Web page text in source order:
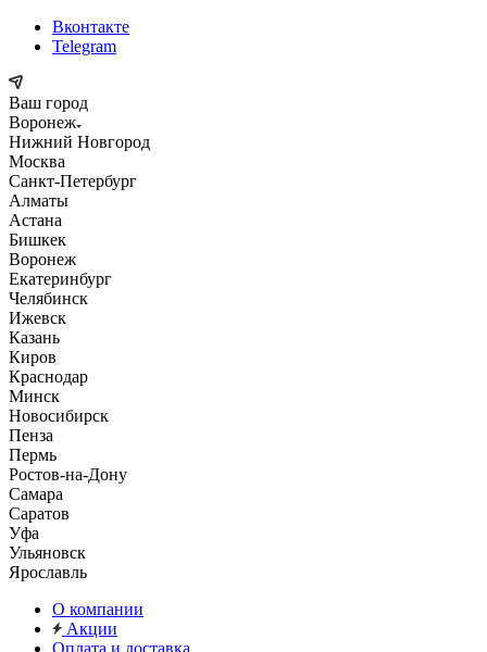
Вконтакте
Telegram
Ваш город
Воронеж
Нижний Новгород
Москва
Санкт-Петербург
Алматы
Астана
Бишкек
Воронеж
Екатеринбург
Челябинск
Ижевск
Казань
Киров
Краснодар
Минск
Новосибирск
Пенза
Пермь
Ростов-на-Дону
Самара
Саратов
Уфа
Ульяновск
Ярославль
О компании
Акции
Оплата и доставка